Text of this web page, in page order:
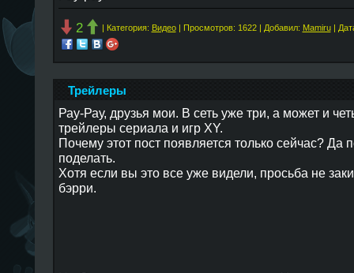
2 | Категория: Видео| Просмотров: 1622 | Добавил: Mamiru|
Трейлеры
Рау-Рау, друзья мои. В сеть уже три, а может и
трейлеры сериала и игр XY.
Почему этот пост появляется только сейчас? Да
поделать.
Хотя если вы это все уже видели, просьба не
бэрри.